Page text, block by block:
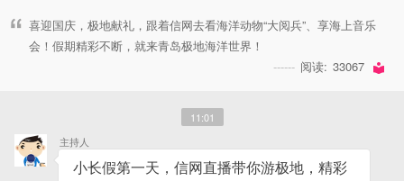
喜迎国庆，极地献礼，跟着信网去看海洋动物“大阅兵”、享海上音乐
会！假期精彩不断，就来青岛极地海洋世界！
阅读: 33067
11:01
主持人
小长假第一天，信网直播带你游极地，精彩